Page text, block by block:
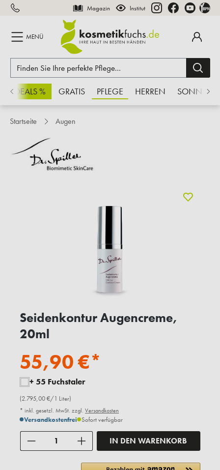
springen Magazin Institut
MENÜ
% GRATIS PFLEGE HERREN SONNE
Startseite Augen
Seidenkontur Augencreme,
20ml
55,90 €*
+ 55 Fuchstaler
(2.795,00 €/1 Liter)
* inkl. gesetzl. MwSt. zzgl. Versandkosten
Versandkostenfrei Sofort verfügbar
IN DEN WARENKORB